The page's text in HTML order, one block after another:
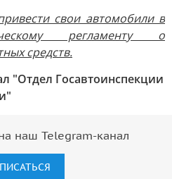
свои автомобили в
регламенту о
средств.
"Отдел Госавтоинспекции
наш Telegram-канал